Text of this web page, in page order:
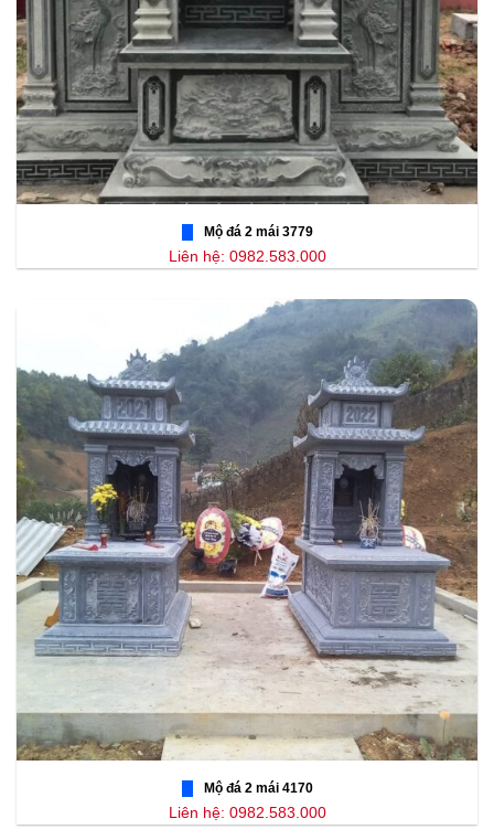
Mộ đá 2 mái 3779
Liên hệ: 0982.583.000
Mộ đá 2 mái 4170
Liên hệ: 0982.583.000